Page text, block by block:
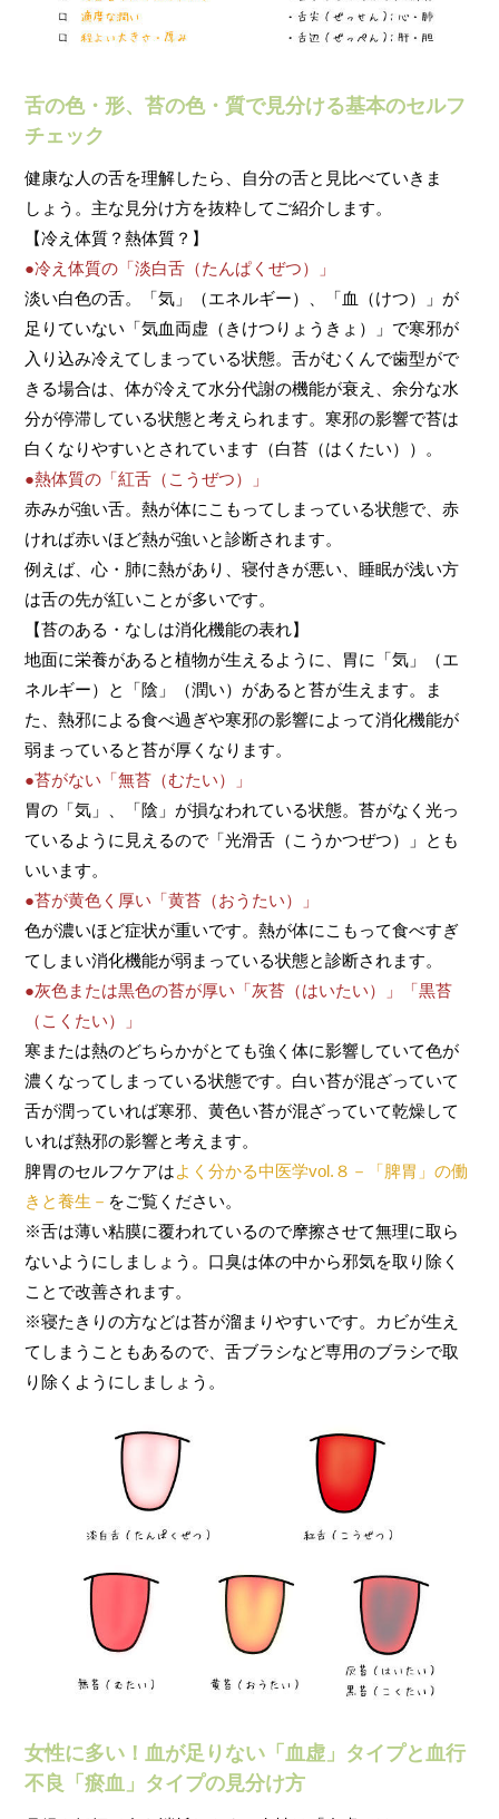
舌の色・形、苔の色・質で見分ける基本のセルフ
チェック
健康な人の舌を理解したら、自分の舌と見比べていきま
しょう。主な見分け方を抜粋してご紹介します。
【冷え体質？熱体質？】
●冷え体質の「淡白舌（たんぱくぜつ）」
淡い白色の舌。「気」（エネルギー）、「血（けつ）」が
足りていない「気血両虚（きけつりょうきょ）」で寒邪が
入り込み冷えてしまっている状態。舌がむくんで歯型がで
きる場合は、体が冷えて水分代謝の機能が衰え、余分な水
分が停滞している状態と考えられます。寒邪の影響で苔は
白くなりやすいとされています（白苔（はくたい））。
●熱体質の「紅舌（こうぜつ）」
赤みが強い舌。熱が体にこもってしまっている状態で、赤
ければ赤いほど熱が強いと診断されます。
例えば、心・肺に熱があり、寝付きが悪い、睡眠が浅い方
は舌の先が紅いことが多いです。
【苔のある・なしは消化機能の表れ】
地面に栄養があると植物が生えるように、胃に「気」（エ
ネルギー）と「陰」（潤い）があると苔が生えます。ま
た、熱邪による食べ過ぎや寒邪の影響によって消化機能が
弱まっていると苔が厚くなります。
●苔がない「無苔（むたい）」
胃の「気」、「陰」が損なわれている状態。苔がなく光っ
ているように見えるので「光滑舌（こうかつぜつ）」とも
いいます。
●苔が黄色く厚い「黄苔（おうたい）」
色が濃いほど症状が重いです。熱が体にこもって食べすぎ
てしまい消化機能が弱まっている状態と診断されます。
●灰色または黒色の苔が厚い「灰苔（はいたい）」「黒苔
（こくたい）」
寒または熱のどちらかがとても強く体に影響していて色が
濃くなってしまっている状態です。白い苔が混ざっていて
舌が潤っていれば寒邪、黄色い苔が混ざっていて乾燥して
いれば熱邪の影響と考えます。
脾胃のセルフケアはよく分かる中医学vol.８－「脾胃」の働
きと養生－ をご覧ください。
※舌は薄い粘膜に覆われているので摩擦させて無理に取ら
ないようにしましょう。口臭は体の中から邪気を取り除く
ことで改善されます。
※寝たきりの方などは苔が溜まりやすいです。カビが生え
てしまうこともあるので、舌ブラシなど専用のブラシで取
り除くようにしましょう。
女性に多い！血が足りない「血虚」タイプと血行
不良「瘀血」タイプの見分け方